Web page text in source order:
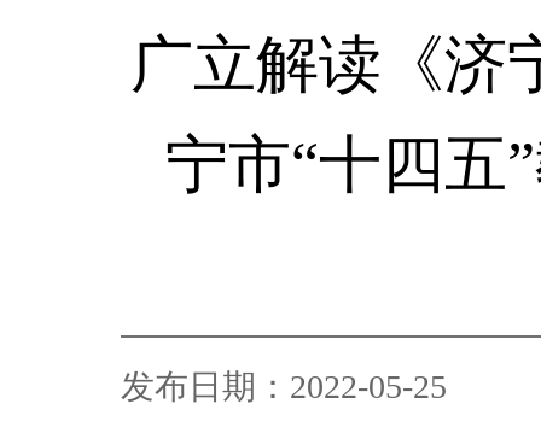
广立解读《济
宁市“十四五
发布日期：2022-05-25